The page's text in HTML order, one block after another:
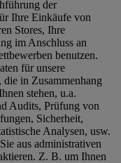
der
Ihre Einkäufe von
Stores, Ihre
im Anschluss an
benutzen.
für unsere
in Zusammenhang
stehen, u.a.
Audits, Prüfung von
Sicherheit,
Analysen, usw.
aus administrativen
Z. B. um Ihnen